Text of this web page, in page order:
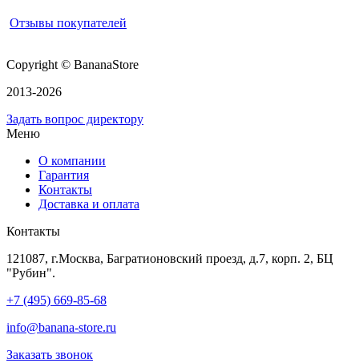
Отзывы покупателей
Copyright © BananaStore
2013-2026
Задать вопрос директору
Меню
О компании
Гарантия
Контакты
Доставка и оплата
Контакты
121087, г.Москва, Багратионовский проезд, д.7, корп. 2, БЦ
"Рубин".
+7 (495) 669-85-68
info@banana-store.ru
Заказать звонок